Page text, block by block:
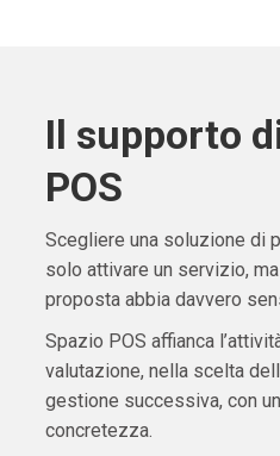
Il supporto
POS
Scegliere una soluzione di
solo attivare un servizio,
proposta abbia davvero
Spazio POS affianca
valutazione, nella scelta
gestione successiva, con
concretezza.